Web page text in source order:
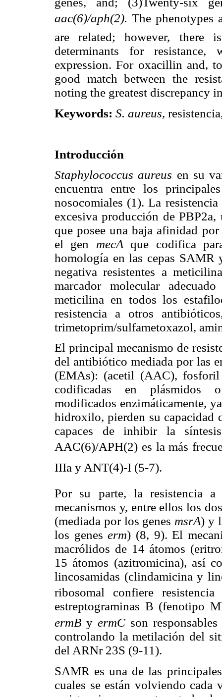
aac(6)/aph(2). The phenotypes
are related; however, there
determinants for resistance,
expression. For oxacillin and,
good match between the
noting the greatest discrepancy
Keywords: S. aureus,
Introducción
Staphylococcus aureus en su
encuentra entre los
nosocomiales (1). La
excesiva producción de
que posee una baja afinidad
el gen mecA que codifica
homología en las cepas SAMR
negativa resistentes a
marcador molecular
meticilina en todos los
resistencia a otros
trimetoprim/sulfametoxazol,
El principal mecanismo de
del antibiótico mediada por las
(EMAs): (acetil (AAC),
codificadas en plásmidos
modificados enzimáticamente,
hidroxilo, pierden su capacidad
capaces de inhibir la
AAC(6)/APH(2) es la más
IIIa y ANT(4)-I (5-7).
Por su parte, la resistencia
mecanismos y, entre ellos los
(mediada por los genes msrA) y
los geneserm) (8, 9). El
macrólidos de 14 átomos
15 átomos (azitromicina), así
lincosamidas (clindamicina y
ribosomal confiere
estreptograminas B (fenotipo
ermB y ermC son
controlando la metilación del
del ARNr 23S (9-11).
SAMR es una de las
cuales se están volviendo